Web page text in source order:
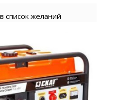
список желаний